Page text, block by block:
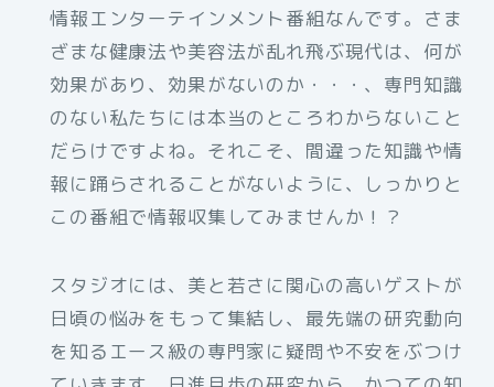
情報エンターテインメント番組なんです。さま
ざまな健康法や美容法が乱れ飛ぶ現代は、何が
効果があり、効果がないのか・・・、専門知識
のない私たちには本当のところわからないこと
だらけですよね。それこそ、間違った知識や情
報に踊らされることがないように、しっかりと
この番組で情報収集してみませんか！？
スタジオには、美と若さに関心の高いゲストが
日頃の悩みをもって集結し、最先端の研究動向
を知るエース級の専門家に疑問や不安をぶつけ